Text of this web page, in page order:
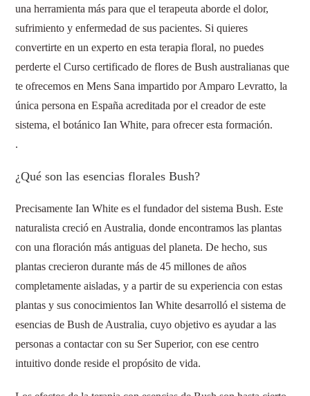
una herramienta más para que el terapeuta aborde el dolor,
sufrimiento y enfermedad de sus pacientes. Si quieres
convertirte en un experto en esta terapia floral, no puedes
perderte el Curso certificado de flores de Bush australianas que
te ofrecemos en Mens Sana impartido por Amparo Levratto, la
única persona en España acreditada por el creador de este
sistema, el botánico Ian White, para ofrecer esta formación.
.
¿Qué son las esencias florales Bush?
Precisamente Ian White es el fundador del sistema Bush. Este
naturalista creció en Australia, donde encontramos las plantas
con una floración más antiguas del planeta. De hecho, sus
plantas crecieron durante más de 45 millones de años
completamente aisladas, y a partir de su experiencia con estas
plantas y sus conocimientos Ian White desarrolló el sistema de
esencias de Bush de Australia, cuyo objetivo es ayudar a las
personas a contactar con su Ser Superior, con ese centro
intuitivo donde reside el propósito de vida.